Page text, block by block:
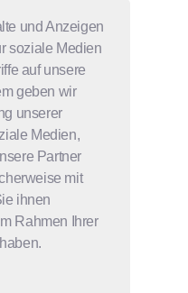
und Anzeigen
soziale Medien
auf unsere
geben wir
unserer
Medien,
Partner
mit
ihnen
Rahmen Ihrer